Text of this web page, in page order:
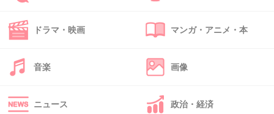
うわべだけのことしか知らないくせに何でそこまで
ちなみに運動神経は本当に悪いです。
+13
42. 匿名 2014/05/04(日) 11:06:03
ドラマ・映画 マンガ・アニメ・本
音楽 画像
ニュース 政治・経済